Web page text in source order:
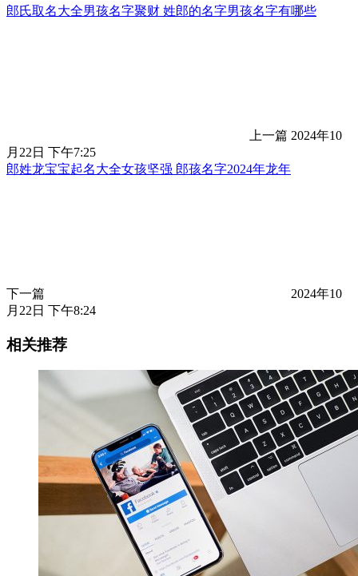
郎氏取名大全男孩名字聚财 姓郎的名字男孩名字有哪些
上一篇 2024年10
月22日 下午7:25
郎姓龙宝宝起名大全女孩坚强 郎孩名字2024年龙年
下一篇
2024年10
月22日 下午8:24
相关推荐